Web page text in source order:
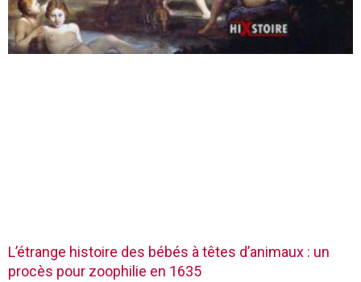
L’étrange histoire des bébés à têtes d’animaux : un
procès pour zoophilie en 1635